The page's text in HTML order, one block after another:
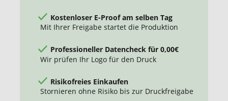
Kostenloser E-Proof am selben Tag
Mit Ihrer Freigabe startet die Produktion
Professioneller Datencheck für 0,00€
Wir prüfen Ihr Logo für den Druck
Risikofreies Einkaufen
Stornieren ohne Risiko bis zur Druckfreigabe